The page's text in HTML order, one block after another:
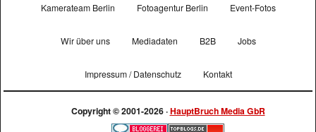
Kamerateam Berlin Fotoagentur Berlin Event-Fotos
Wir über uns Mediadaten B2B Jobs
Impressum / Datenschutz Kontakt
Copyright © 2001-2026 ·HauptBruch Media GbR